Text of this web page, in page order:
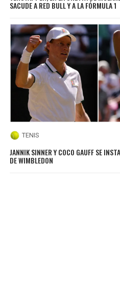
SACUDE A RED BULL Y A LA FÓRMULA 1
TENIS
JANNIK SINNER Y COCO GAUFF SE
DE WIMBLEDON